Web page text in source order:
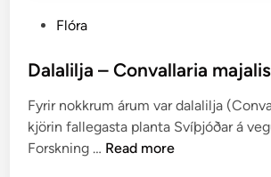
s
e
d
i
Flóra
Dalalilja – Convallaria majalis
Fyrir nokkrum árum var dalalilja
kjörin fallegasta planta Svíþjóðar á
Forskning … D
Read more